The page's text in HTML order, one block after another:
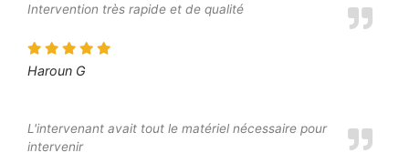
Intervention très rapide et de qualité
Haroun G
L'intervenant avait tout le matériel nécessaire pour
intervenir